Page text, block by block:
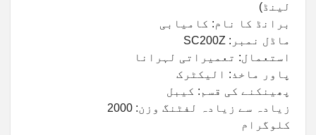
لینڈ)
برانڈ کا نام: کامیابی
ماڈل نمبر: SC200Z
استعمال: تعمیراتی لہرانا
پاور ماخذ: الیکٹرک
پھینکنے کی قسم: کیبل
زیادہ سے زیادہ لفٹنگ وزن: 2000
کلوگرام